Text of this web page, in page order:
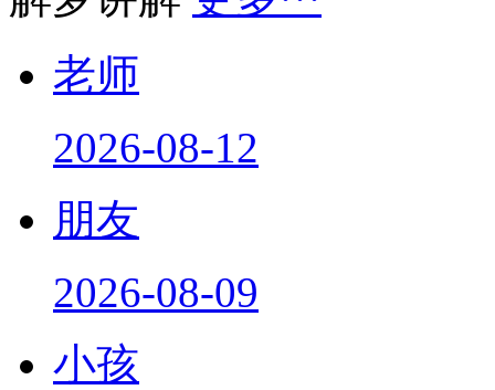
老师
2026-08-12
朋友
2026-08-09
小孩